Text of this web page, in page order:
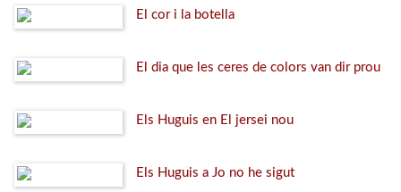
El cor i la botella
El dia que les ceres de colors van dir prou
Els Huguis en El jersei nou
Els Huguis a Jo no he sigut